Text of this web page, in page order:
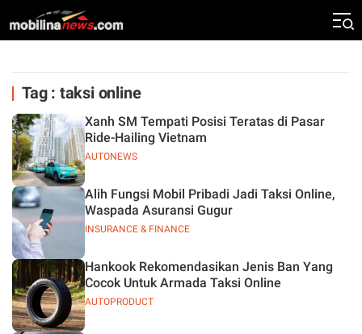
Tag : taksi online
AUTONEWS
Xanh SM Tempati Posisi Teratas di Pasar
Ride-Hailing Vietnam
INSURANCE & FINANCE
Alih Fungsi Mobil Pribadi Jadi Taksi Online,
Waspada Asuransi Gugur
AUTOPRODUCT
Hankook Rekomendasikan Jenis Ban Yang
Cocok Untuk Armada Taksi Online